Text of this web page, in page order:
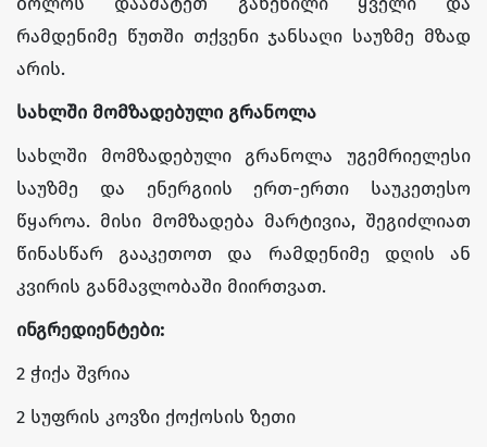
რამდენიმე წუთში თქვენი ჯანსაღი საუზმე მზად
არის.
სახლში მომზადებული გრანოლა
სახლში მომზადებული გრანოლა უგემრიელესი
საუზმე და ენერგიის ერთ-ერთი საუკეთესო
წყაროა. მისი მომზადება მარტივია, შეგიძლიათ
წინასწარ გააკეთოთ და რამდენიმე დღის ან
კვირის განმავლობაში მიირთვათ.
ინგრედიენტები:
2 ჭიქა შვრია
2 სუფრის კოვზი ქოქოსის ზეთი